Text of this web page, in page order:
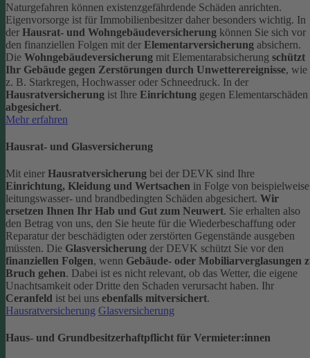
Naturgefahren können existenzgefährdende Schäden anrichten.
Eigenvorsorge ist für Immobilienbesitzer daher besonders wichtig. In
der Hausrat- und Wohngebäudeversicherung können Sie sich vor
den finanziellen Folgen mit der Elementarversicherung absichern.
Die Wohngebäudeversicherung mit Elementarabsicherung schützt
Ihr Gebäude gegen Zerstörungen durch Unwetterereignisse, wie
z. B. Starkregen, Hochwasser oder Schneedruck. In der
Hausratversicherung ist Ihre Einrichtung gegen Elementarschäden
abgesichert.
Mehr erfahren
Hausrat- und Glasversicherung
Mit einer Hausratversicherung bei der DEVK sind Ihre
Einrichtung, Kleidung und Wertsachen in Folge von beispielweise
leitungswasser- und brandbedingten Schäden abgesichert. Wir
ersetzen Ihnen Ihr Hab und Gut zum Neuwert. Sie erhalten also
den Betrag von uns, den Sie heute für die Wiederbeschaffung oder
Reparatur der beschädigten oder zerstörten Gegenstände ausgeben
müssten. Die Glasversicherung der DEVK schützt Sie vor den
finanziellen Folgen, wenn Gebäude- oder Mobiliarverglasungen
Bruch gehen. Dabei ist es nicht relevant, ob das Wetter, die eigene
Unachtsamkeit oder Dritte den Schaden verursacht haben. Ihr
Ceranfeld ist bei uns ebenfalls mitversichert.
Hausratversicherung Glasversicherung
Haus- und Grundbesitzerhaftpflicht für Vermieter:innen